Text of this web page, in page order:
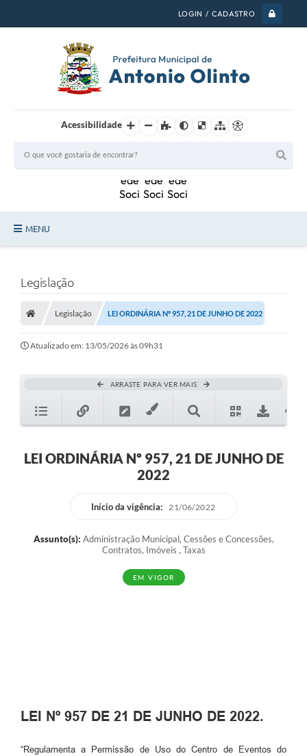
LOGIN / CADASTRO
Acessibilidade
MENU
Legislação
Secretarias
A Nossa Cidade
Plano Diretor 2025
Programa para Elaboração de Proposta
Resoluções
Legislação
Legislação LEI ORDINÁRIA Nº 957, 21 DE JUNHO DE 2022
Atualizado em: 13/05/2026 às 09h31
ARRASTE PARA VER MAIS
LEI ORDINÁRIA Nº 957, 21 DE JUNHO DE
2022
Início da vigência: 21/06/2022
Assunto(s): Administração Municipal, Cessões e Concessões,
Contratos, Imóveis , Taxas
EM VIGOR
LEI Nº 957 DE 21 DE JUNHO DE 2022.
“Regulamenta a Permissão de Uso do Centro de Eventos do